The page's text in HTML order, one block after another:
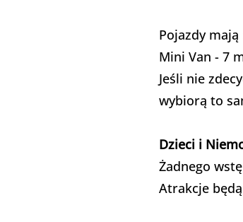
Pojazdy mają
Mini Van - 7
Jeśli nie
wybiorą to
Dzieci i
Żadnego
Atrakcje